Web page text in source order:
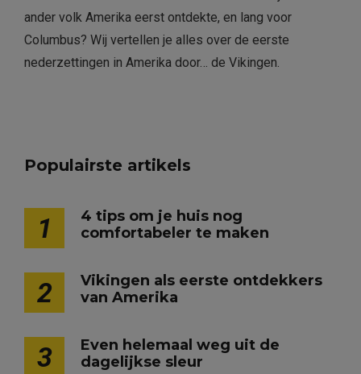
ander volk Amerika eerst ontdekte, en lang voor
Columbus? Wij vertellen je alles over de eerste
nederzettingen in Amerika door… de Vikingen.
Populairste artikels
1
4 tips om je huis nog
comfortabeler te maken
2
Vikingen als eerste ontdekkers
van Amerika
3
Even helemaal weg uit de
dagelijkse sleur